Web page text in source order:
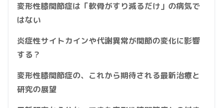
変形性膝関節症は「軟骨がすり減るだけ」の病気で
はない
炎症性サイトカインや代謝異常が関節の変化に影響
する？
変形性膝関節症の、これから期待される最新治療と
研究の展望